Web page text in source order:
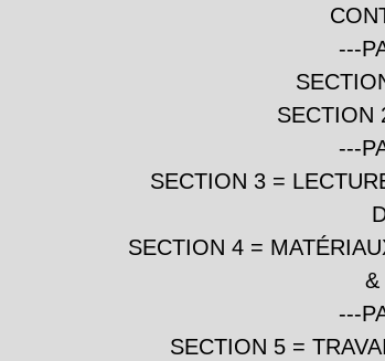
---
SECTION
---
SECTION 3 =
SECTION 4 =
&
---
SECTION 5 =